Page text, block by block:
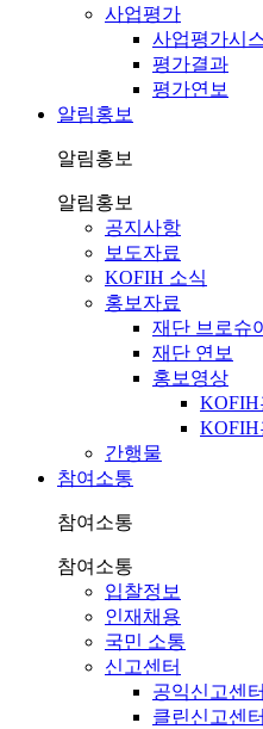
사업평가
사업평가시
평가결과
평가연보
알림홍보
알림홍보
알림홍보
공지사항
보도자료
KOFIH 소식
홍보자료
재단 브로슈
재단 연보
홍보영상
KOFIH
KOFIH
간행물
참여소통
참여소통
참여소통
입찰정보
인재채용
국민 소통
신고센터
공익신고센터
클린신고센터